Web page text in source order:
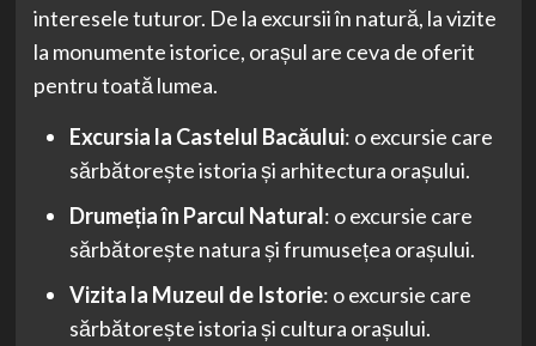
interesele tuturor. De la excursii în natură, la vizite
la monumente istorice, orașul are ceva de oferit
pentru toată lumea.
Excursia la Castelul Bacăului: o excursie care
sărbătorește istoria și arhitectura orașului.
Drumeția în Parcul Natural: o excursie care
sărbătorește natura și frumusețea orașului.
Vizita la Muzeul de Istorie: o excursie care
sărbătorește istoria și cultura orașului.